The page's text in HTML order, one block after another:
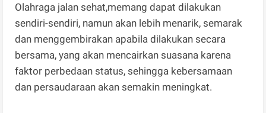
Olahraga jalan sehat,memang dapat dilakukan
sendiri-sendiri, namun akan lebih menarik, semarak
dan menggembirakan apabila dilakukan secara
bersama, yang akan mencairkan suasana karena
faktor perbedaan status, sehingga kebersamaan
dan persaudaraan akan semakin meningkat.